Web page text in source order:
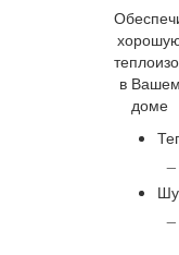
в Вашем
доме